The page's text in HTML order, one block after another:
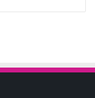
โดยเฉพาะการ
เลยว่ากำลังดู